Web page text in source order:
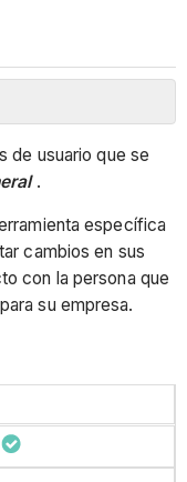
de usuario que se
.
específica
cambios en sus
con la persona que
su empresa.